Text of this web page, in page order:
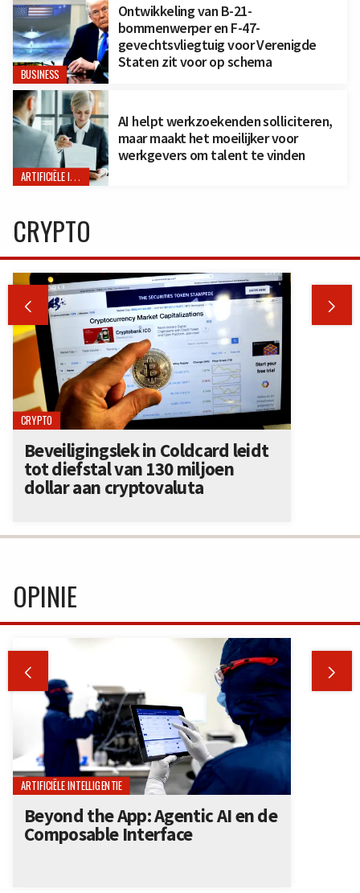
BUSINESS
Ontwikkeling van B-21-
bommenwerper en F-47-
gevechtsvliegtuig voor Verenigde
Staten zit voor op schema
ARTIFICIËLE INTELLIGENTIE
AI helpt werkzoekenden solliciteren,
maar maakt het moeilijker voor
werkgevers om talent te vinden
CRYPTO
 
CRYPTO
Beveiligingslek in Coldcard leidt
tot diefstal van 130 miljoen
dollar aan cryptovaluta
OPINIE
 
ARTIFICIËLE INTELLIGENTIE
Beyond the App: Agentic AI en de
Composable Interface